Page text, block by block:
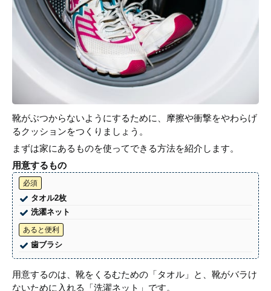
靴がぶつからないようにするために、摩擦や衝撃をやわらげ
るクッションをつくりましょう。
まずは家にあるものを使ってできる方法を紹介します。
用意するもの
必須
タオル2枚
洗濯ネット
あると便利
歯ブラシ
用意するのは、靴をくるむための「タオル」と、靴がバラけ
ないために入れる「洗濯ネット」です。